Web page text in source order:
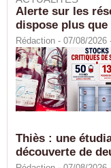
Alerte sur les
dispose plus
Rédaction - 07/08/2026
Thiès : une
découverte de